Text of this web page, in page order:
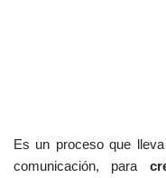
Es un proceso que
comunicación, para